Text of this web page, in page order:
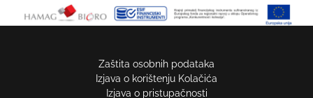
Zaštita osobnih podataka
Izjava o korištenju Kolačića
Izjava o pristupačnosti